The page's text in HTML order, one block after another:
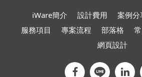
iWare簡介 設計費用 案例分
服務項目
專案流程 部落格
網頁設計